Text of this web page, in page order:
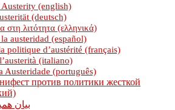
(english)
(deutsch)
στη λιτότητα (ελληνικά)
austeridad (español)
politique d’austérité (français)
(italiano)
Austeridade (português)
против политики жесткой
بيان